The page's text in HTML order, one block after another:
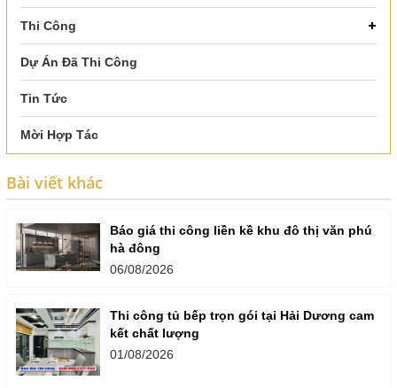
Thi Công
Dự Án Đã Thi Công
Tin Tức
Mời Hợp Tác
Bài viết khác
Báo giá thi công liền kề khu đô thị văn phú
hà đông
06/08/2026
Thi công tủ bếp trọn gói tại Hải Dương cam
kết chất lượng
01/08/2026